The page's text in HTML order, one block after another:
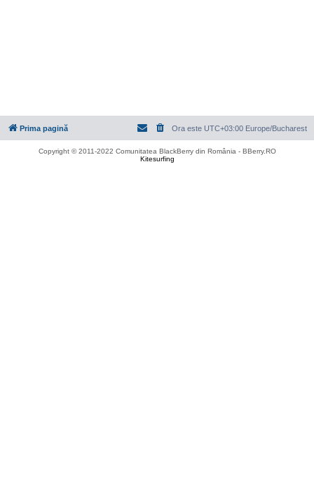
Prima pagină Ora este UTC+03:00 Europe/Bucharest
Copyright © 2011-2022 Comunitatea BlackBerry din România - BBerry.RO
Kitesurfing